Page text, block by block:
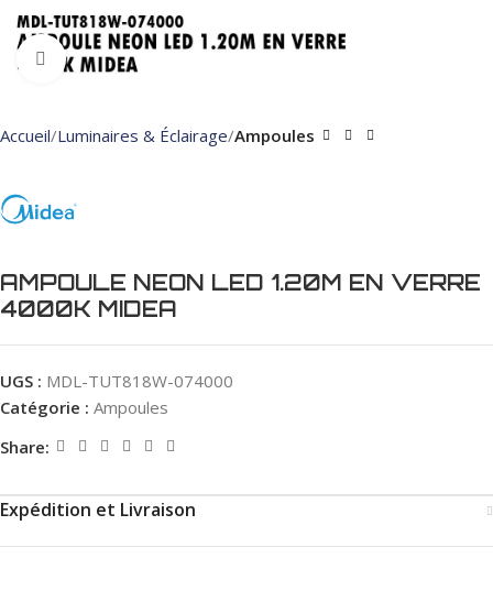
Click to enlarge
Accueil Luminaires & Éclairage Ampoules
AMPOULE NEON LED 1.20M EN VERRE
4000K MIDEA
UGS : MDL-TUT818W-074000
Catégorie : Ampoules
Share:
Expédition et Livraison